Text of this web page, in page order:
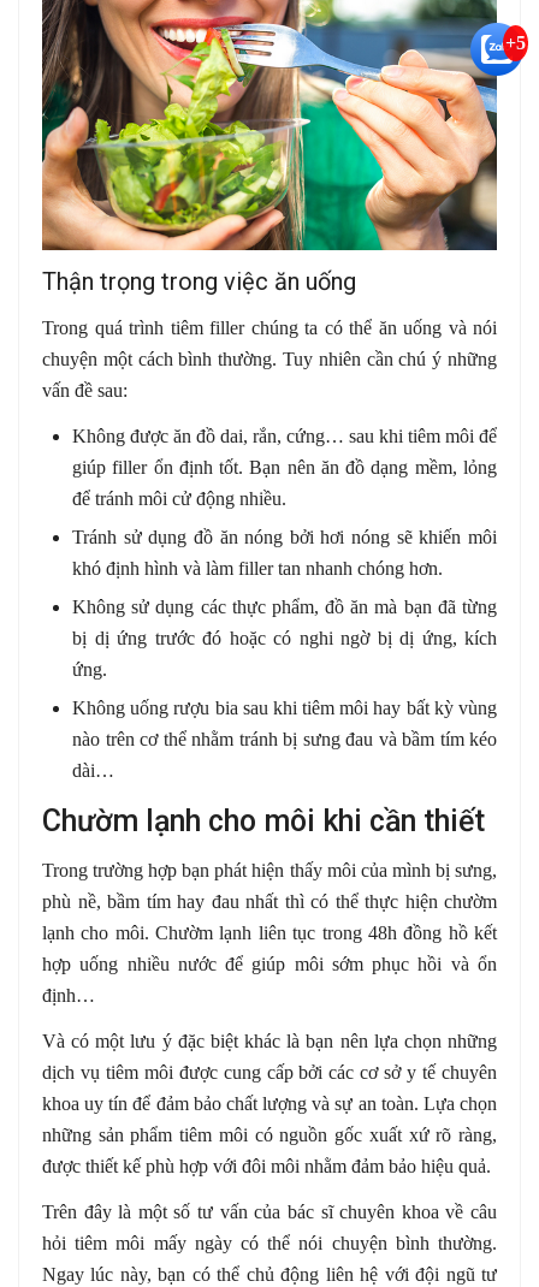
Thận trọng trong việc ăn uống
Trong quá trình tiêm filler chúng ta có thể ăn uống và nói
chuyện một cách bình thường. Tuy nhiên cần chú ý những
vấn đề sau:
Không được ăn đồ dai, rắn, cứng… sau khi tiêm môi để
giúp filler ổn định tốt. Bạn nên ăn đồ dạng mềm, lỏng
để tránh môi cử động nhiều.
Tránh sử dụng đồ ăn nóng bởi hơi nóng sẽ khiến môi
khó định hình và làm filler tan nhanh chóng hơn.
Không sử dụng các thực phẩm, đồ ăn mà bạn đã từng
bị dị ứng trước đó hoặc có nghi ngờ bị dị ứng, kích
ứng.
Không uống rượu bia sau khi tiêm môi hay bất kỳ vùng
nào trên cơ thể nhằm tránh bị sưng đau và bầm tím kéo
dài…
Chườm lạnh cho môi khi cần thiết
Trong trường hợp bạn phát hiện thấy môi của mình bị sưng,
phù nề, bầm tím hay đau nhất thì có thể thực hiện chườm
lạnh cho môi. Chườm lạnh liên tục trong 48h đồng hồ kết
hợp uống nhiều nước để giúp môi sớm phục hồi và ổn
định…
Và có một lưu ý đặc biệt khác là bạn nên lựa chọn những
dịch vụ tiêm môi được cung cấp bởi các cơ sở y tế chuyên
khoa uy tín để đảm bảo chất lượng và sự an toàn. Lựa chọn
những sản phẩm tiêm môi có nguồn gốc xuất xứ rõ ràng,
được thiết kế phù hợp với đôi môi nhằm đảm bảo hiệu quả.
Trên đây là một số tư vấn của bác sĩ chuyên khoa về câu
hỏi tiêm môi mấy ngày có thể nói chuyện bình thường.
Ngay lúc này, bạn có thể chủ động liên hệ với đội ngũ tư
+5